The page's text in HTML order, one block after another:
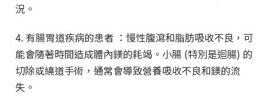
況。
4. 有腸胃道疾病的患者 ：慢性腹瀉和脂肪吸收不良，可
能會隨著時間造成體內鎂的耗竭。小腸 (特別是迴腸) 的
切除或繞道手術，通常會導致營養吸收不良和鎂的流
失。